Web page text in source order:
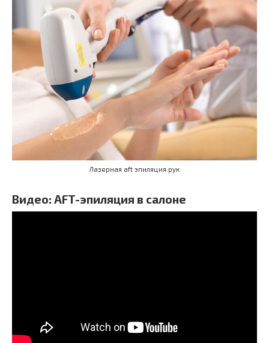
Лазерная aft эпиляция рук
Видео: AFT-эпиляция в салоне